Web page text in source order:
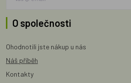
O společnosti
Ohodnotili jste nákup u nás
Náš příběh
Kontakty